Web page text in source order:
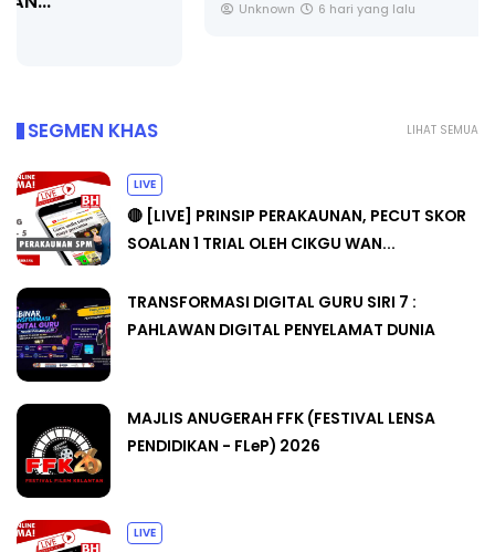
6 hari yang lalu
LIHAT SEMUA
SEGMEN KHAS
LIVE
🔴 [LIVE] PRINSIP PERAKAUNAN, PECUT SKOR
SOALAN 1 TRIAL OLEH CIKGU WAN...
TRANSFORMASI DIGITAL GURU SIRI 7 :
PAHLAWAN DIGITAL PENYELAMAT DUNIA
MAJLIS ANUGERAH FFK (FESTIVAL LENSA
PENDIDIKAN - FLeP) 2026
LIVE